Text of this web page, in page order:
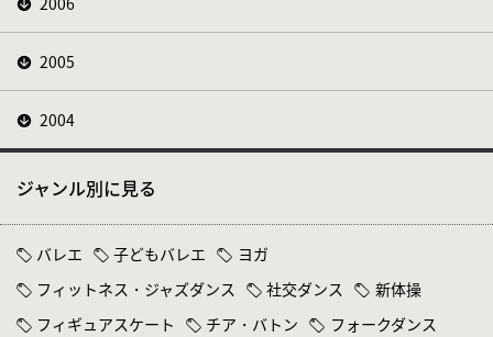
2005
2004
ジャンル別に見る
バレエ 子どもバレエ
ヨガ
フィットネス・ジャズダンス
社交ダンス
新体操
フィギュアスケート
チア・バトン
フォークダンス